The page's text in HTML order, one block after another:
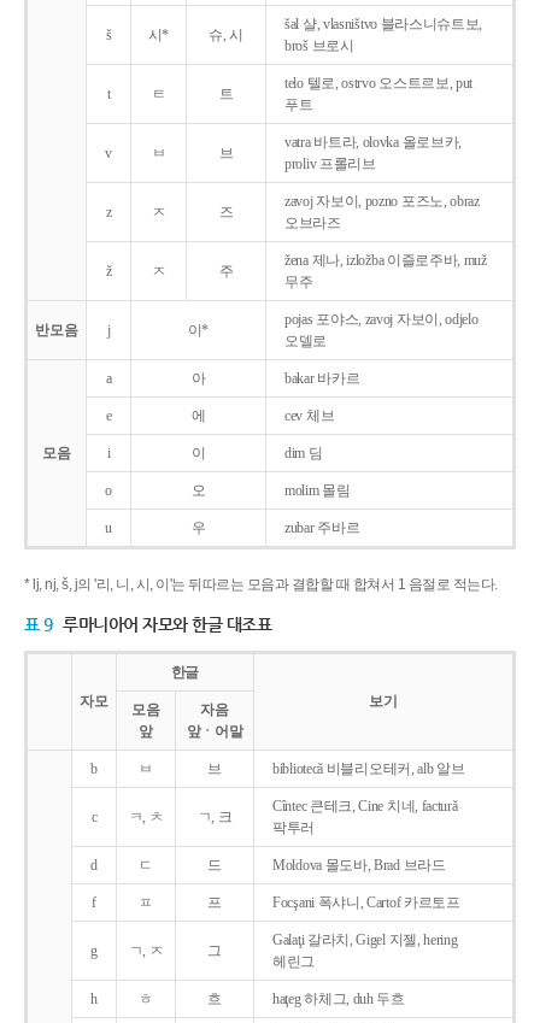
š 시* 슈, 시
šal 샬, vlasništvo 블라스니슈트보,
broš 브로시
t ㅌ 트
telo 텔로, ostrvo 오스트르보, put
푸트
v ㅂ 브
vatra 바트라, olovka 올로브카,
proliv 프롤리브
z ㅈ 즈
zavoj 자보이, pozno 포즈노, obraz
오브라즈
ž ㅈ 주
žena 제나, izložba 이즐로주바, muž
무주
반모음 j 이*
pojas 포야스, zavoj 자보이, odjelo
오델로
모음
a 아 bakar 바카르
e 에 cev 체브
i 이 dim 딤
o 오 molim 몰림
u 우 zubar 주바르
* lj, nj, š, j의 '리, 니, 시, 이'는 뒤따르는 모음과 결합할 때 합쳐서 1 음절로 적는다.
표 9 루마니아어 자모와 한글 대조표
자모
한글
보기
모음
앞
자음
앞ㆍ어말
b ㅂ 브 bibliotecǎ 비블리오테커, alb 알브
c ㅋ, ㅊ ㄱ, 크
Cîntec 큰테크, Cine 치네, facturǎ
팍투러
d ㄷ 드 Moldova 몰도바, Brad 브라드
f ㅍ 프 Focşani 폭샤니, Cartof 카르토프
g ㄱ, ㅈ 그
Galaţi 갈라치, Gigel 지젤, hering
헤린그
h ㅎ 흐 haţeg 하체그, duh 두흐